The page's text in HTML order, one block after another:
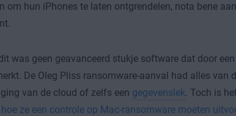
om hun iPhones te laten ontgrendelen, nota bene
was geen geavanceerd stukje software dat door een
De Oleg Pliss ransomware-aanval had alles van
van de cloud of zelfs een gegevenslek. Toch is
hoe ze een controle op Mac-ransomware moeten